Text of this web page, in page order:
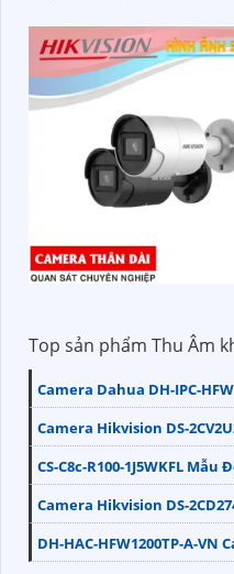
Top sản phẩm Thu Âm
Camera Dahua DH-IPC-
Camera Hikvision DS-
CS-C8c-R100-1J5WKFL Mẫu
Camera Hikvision DS-
DH-HAC-HFW1200TP-A-VN